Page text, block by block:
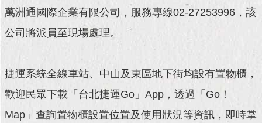
動
活
題
回
萬洲通國際企業有限公司，服務專線02-27253996，該
公司將派員至現場處理。
捷運系統全線車站、中山及東區地下街均設有置物櫃，
歡迎民眾下載「台北捷運Go」App，透過「Go！
Map」查詢置物櫃設置位置及使用狀況等資訊，即時掌